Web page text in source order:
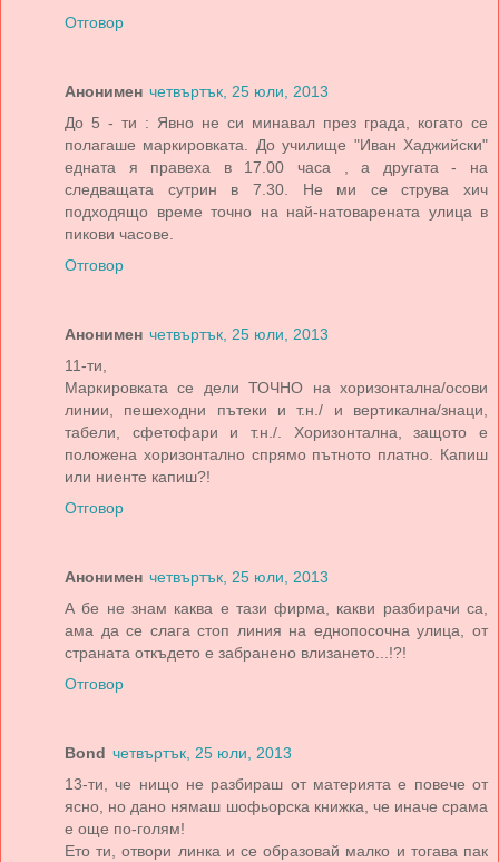
Отговор
Анонимен четвъртък, 25 юли, 2013
До 5 - ти : Явно не си минавал през града, когато се
полагаше маркировката. До училище "Иван Хаджийски"
едната я правеха в 17.00 часа , а другата - на
следващата сутрин в 7.30. Не ми се струва хич
подходящо време точно на най-натоварената улица в
пикови часове.
Отговор
Анонимен четвъртък, 25 юли, 2013
11-ти,
Маркировката се дели ТОЧНО на хоризонтална/осови
линии, пешеходни пътеки и т.н./ и вертикална/знаци,
табели, сфетофари и т.н./. Хоризонтална, защото е
положена хоризонтално спрямо пътното платно. Капиш
или ниенте капиш?!
Отговор
Анонимен четвъртък, 25 юли, 2013
А бе не знам каква е тази фирма, какви разбирачи са,
ама да се слага стоп линия на еднопосочна улица, от
страната откъдето е забранено влизането...!?!
Отговор
Bond четвъртък, 25 юли, 2013
13-ти, че нищо не разбираш от материята е повече от
ясно, но дано нямаш шофьорска книжка, че иначе срама
е още по-голям!
Ето ти, отвори линка и се образовай малко и тогава пак